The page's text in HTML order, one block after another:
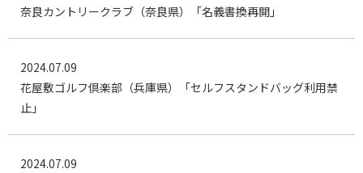
奈良カントリークラブ（奈良県）「名義書換再開」
2024.07.09
花屋敷ゴルフ倶楽部（兵庫県）「セルフスタンドバッグ利用禁
止」
2024.07.09